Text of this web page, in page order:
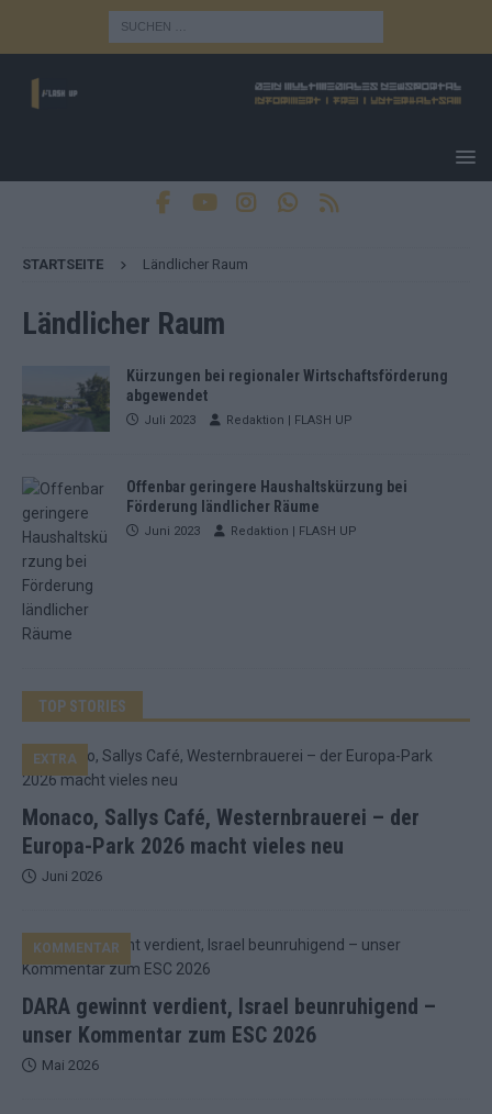
STARTSEITE Ländlicher Raum
Ländlicher Raum
Kürzungen bei regionaler Wirtschaftsförderung
abgewendet
Juli 2023 Redaktion | FLASH UP
Offenbar geringere Haushaltskürzung bei
Förderung ländlicher Räume
Juni 2023 Redaktion | FLASH UP
TOP STORIES
Monaco, Sallys Café, Westernbrauerei – der
Europa-Park 2026 macht vieles neu
EXTRA
Juni 2026
DARA gewinnt verdient, Israel beunruhigend –
unser Kommentar zum ESC 2026
KOMMENTAR
Mai 2026